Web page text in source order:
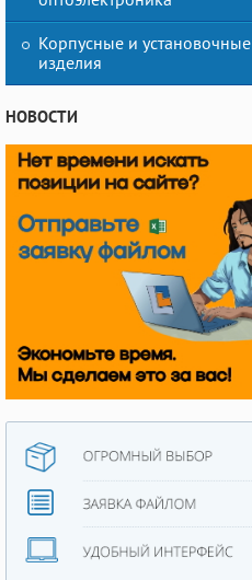
Корпусные и установочные
изделия
НОВОСТИ